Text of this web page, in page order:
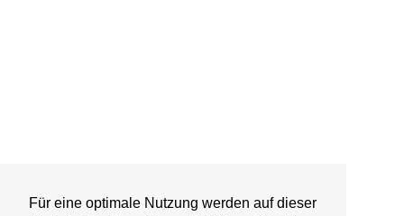
Für eine optimale Nutzung werden auf dieser